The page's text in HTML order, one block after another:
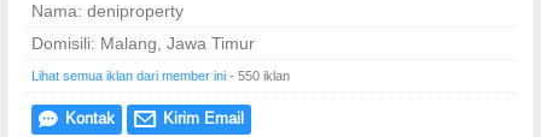
Nama: deniproperty
Domisili: Malang, Jawa Timur
Lihat semua iklan dari member ini - 550 iklan
e Kontak @ Kirim Email